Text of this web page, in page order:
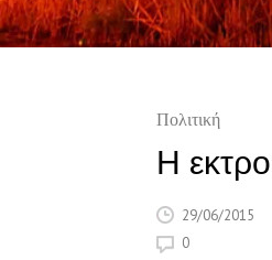
Πολιτική
Η
29/06/2015
0